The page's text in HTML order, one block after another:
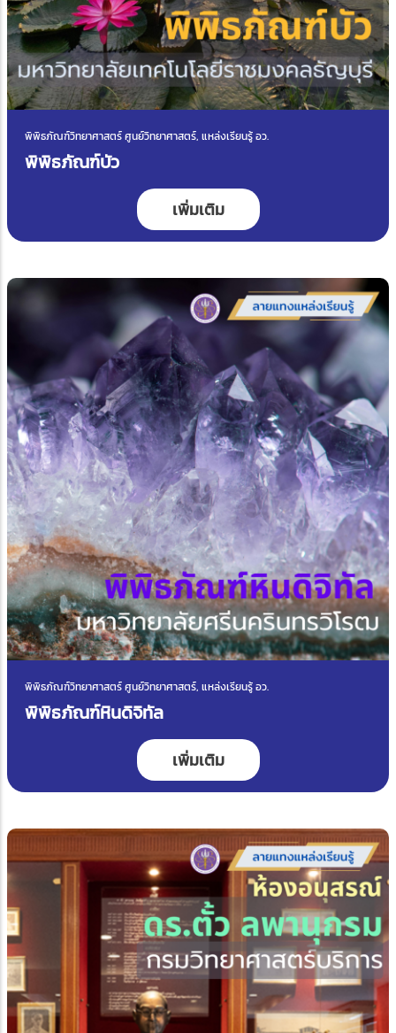
พิพิธภัณฑ์วิทยาศาสตร์ ศูนย์วิทยาศาสตร์, แหล่งเรียนรู้ อว.
พิพิธภัณฑ์บัว
เพิ่มเติม
พิพิธภัณฑ์วิทยาศาสตร์ ศูนย์วิทยาศาสตร์, แหล่งเรียนรู้ อว.
พิพิธภัณฑ์หินดิจิทัล
เพิ่มเติม